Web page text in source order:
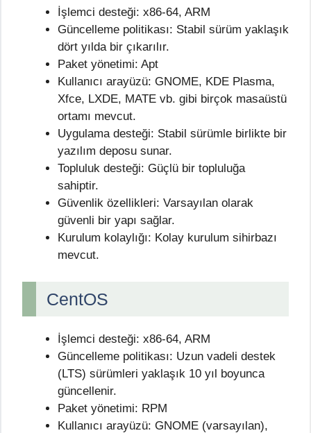
İşlemci desteği: x86-64, ARM
Güncelleme politikası: Stabil sürüm yaklaşık
dört yılda bir çıkarılır.
Paket yönetimi: Apt
Kullanıcı arayüzü: GNOME, KDE Plasma,
Xfce, LXDE, MATE vb. gibi birçok masaüstü
ortamı mevcut.
Uygulama desteği: Stabil sürümle birlikte bir
yazılım deposu sunar.
Topluluk desteği: Güçlü bir topluluğa
sahiptir.
Güvenlik özellikleri: Varsayılan olarak
güvenli bir yapı sağlar.
Kurulum kolaylığı: Kolay kurulum sihirbazı
mevcut.
CentOS
İşlemci desteği: x86-64, ARM
Güncelleme politikası: Uzun vadeli destek
(LTS) sürümleri yaklaşık 10 yıl boyunca
güncellenir.
Paket yönetimi: RPM
Kullanıcı arayüzü: GNOME (varsayılan),